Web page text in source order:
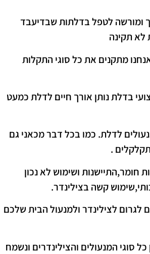
ומורשה לטפל בדלתות שבדיעבד
לא תקינה
מתקנים את כל סוגי התקלות
בדלת נותן אורך חיים לדלת כמעט
לדלת. כמו בכל דבר מכאני גם
.
חומר,התיישנות ושימוש לא נכון
קשה בצילינדר.
לגרום לצילינדר ולמנעול הבית שלכם
סוגי המנעולים והצילינדרים ונשמח